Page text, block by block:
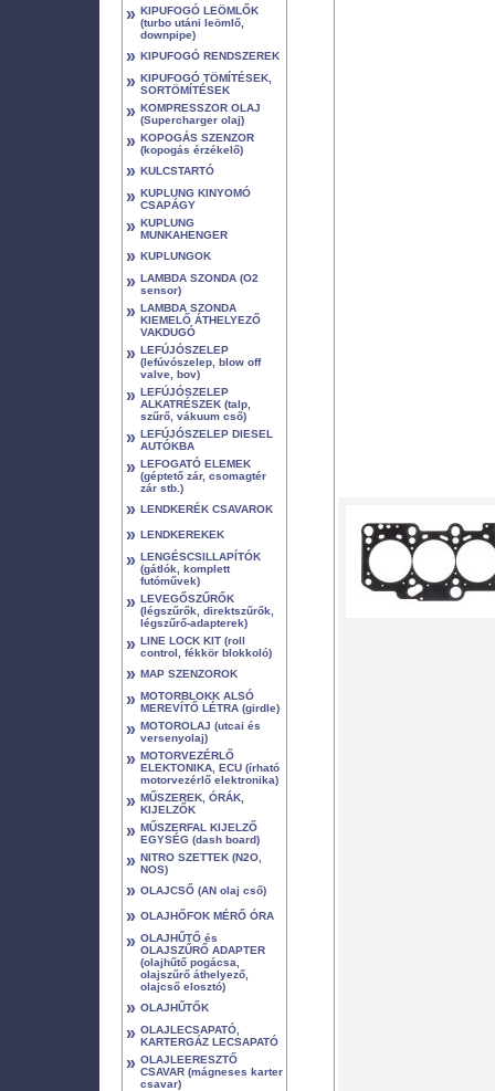
» KIPUFOGÓ LEÖMLŐK
(turbo utáni leömlő,
downpipe)
» KIPUFOGÓ RENDSZEREK
» KIPUFOGÓ TÖMÍTÉSEK,
SORTÖMÍTÉSEK
» KOMPRESSZOR OLAJ
(Supercharger olaj)
» KOPOGÁS SZENZOR
(kopogás érzékelő)
» KULCSTARTÓ
» KUPLUNG KINYOMÓ
CSAPÁGY
» KUPLUNG
MUNKAHENGER
» KUPLUNGOK
» LAMBDA SZONDA (O2
sensor)
» LAMBDA SZONDA
KIEMELŐ ÁTHELYEZŐ
VAKDUGÓ
» LEFÚJÓSZELEP
(lefúvószelep, blow off
valve, bov)
» LEFÚJÓSZELEP
ALKATRÉSZEK (talp,
szűrő, vákuum cső)
» LEFÚJÓSZELEP DIESEL
AUTÓKBA
» LEFOGATÓ ELEMEK
(géptető zár, csomagtér
zár stb.)
» LENDKERÉK CSAVAROK
» LENDKEREKEK
» LENGÉSCSILLAPÍTÓK
(gátlók, komplett
futóművek)
» LEVEGŐSZŰRŐK
(légszűrők, direktszűrők,
légszűrő-adapterek)
» LINE LOCK KIT (roll
control, fékkör blokkoló)
» MAP SZENZOROK
» MOTORBLOKK ALSÓ
MEREVÍTŐ LÉTRA (girdle)
» MOTOROLAJ (utcai és
versenyolaj)
» MOTORVEZÉRLŐ
ELEKTONIKA, ECU (írható
motorvezérlő elektronika)
» MŰSZEREK, ÓRÁK,
KIJELZŐK
» MŰSZERFAL KIJELZŐ
EGYSÉG (dash board)
» NITRO SZETTEK (N2O,
NOS)
» OLAJCSŐ (AN olaj cső)
» OLAJHŐFOK MÉRŐ ÓRA
» OLAJHŰTŐ és
OLAJSZŰRŐ ADAPTER
(olajhűtő pogácsa,
olajszűrő áthelyező,
olajcső elosztó)
» OLAJHŰTŐK
» OLAJLECSAPATÓ,
KARTERGÁZ LECSAPATÓ
» OLAJLEERESZTŐ
CSAVAR (mágneses karter
csavar)